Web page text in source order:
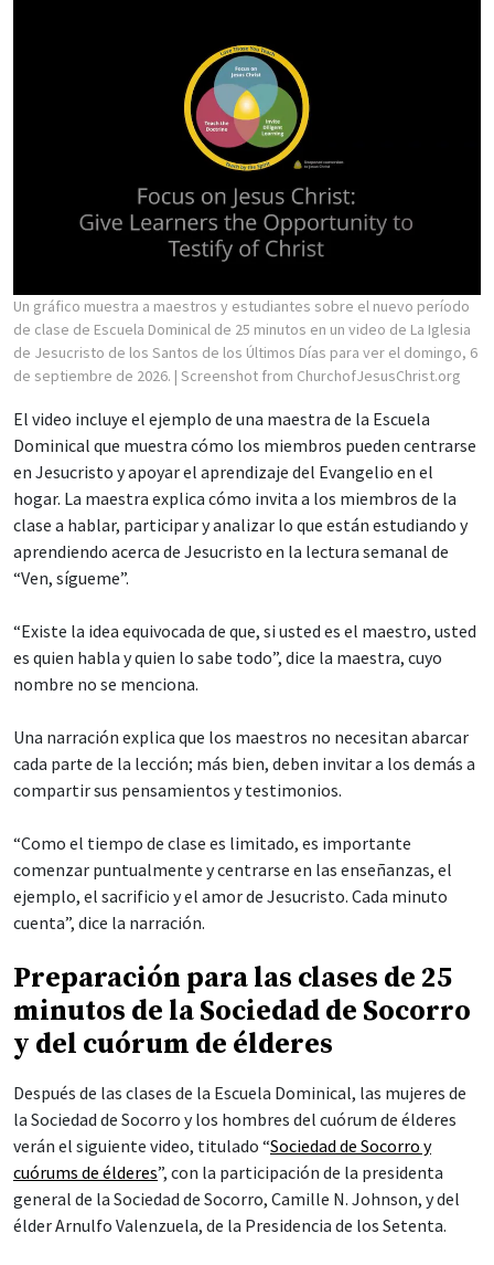
Un gráfico muestra a maestros y estudiantes sobre el nuevo período
de clase de Escuela Dominical de 25 minutos en un video de La Iglesia
de Jesucristo de los Santos de los Últimos Días para ver el domingo, 6
de septiembre de 2026. | Screenshot from ChurchofJesusChrist.org
El video incluye el ejemplo de una maestra de la Escuela
Dominical que muestra cómo los miembros pueden centrarse
en Jesucristo y apoyar el aprendizaje del Evangelio en el
hogar. La maestra explica cómo invita a los miembros de la
clase a hablar, participar y analizar lo que están estudiando y
aprendiendo acerca de Jesucristo en la lectura semanal de
“Ven, sígueme”.
“Existe la idea equivocada de que, si usted es el maestro, usted
es quien habla y quien lo sabe todo”, dice la maestra, cuyo
nombre no se menciona.
Una narración explica que los maestros no necesitan abarcar
cada parte de la lección; más bien, deben invitar a los demás a
compartir sus pensamientos y testimonios.
“Como el tiempo de clase es limitado, es importante
comenzar puntualmente y centrarse en las enseñanzas, el
ejemplo, el sacrificio y el amor de Jesucristo. Cada minuto
cuenta”, dice la narración.
Preparación para las clases de 25
minutos de la Sociedad de Socorro
y del cuórum de élderes
Después de las clases de la Escuela Dominical, las mujeres de
la Sociedad de Socorro y los hombres del cuórum de élderes
verán el siguiente video, titulado “Sociedad de Socorro y
cuórums de élderes”, con la participación de la presidenta
general de la Sociedad de Socorro, Camille N. Johnson, y del
élder Arnulfo Valenzuela, de la Presidencia de los Setenta.